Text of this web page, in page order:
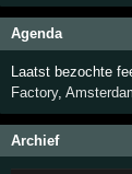
Agenda
Laatst bezochte
Factory,
Archief